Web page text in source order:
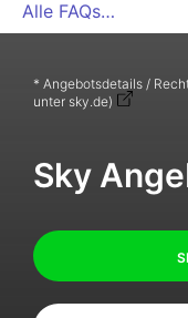
Alle FAQs…
* Angebotsdetails /
unter sky.de)
Sky